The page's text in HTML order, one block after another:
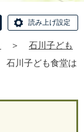
読み上げ設定
＞
石川子ども
石川子ども食堂は